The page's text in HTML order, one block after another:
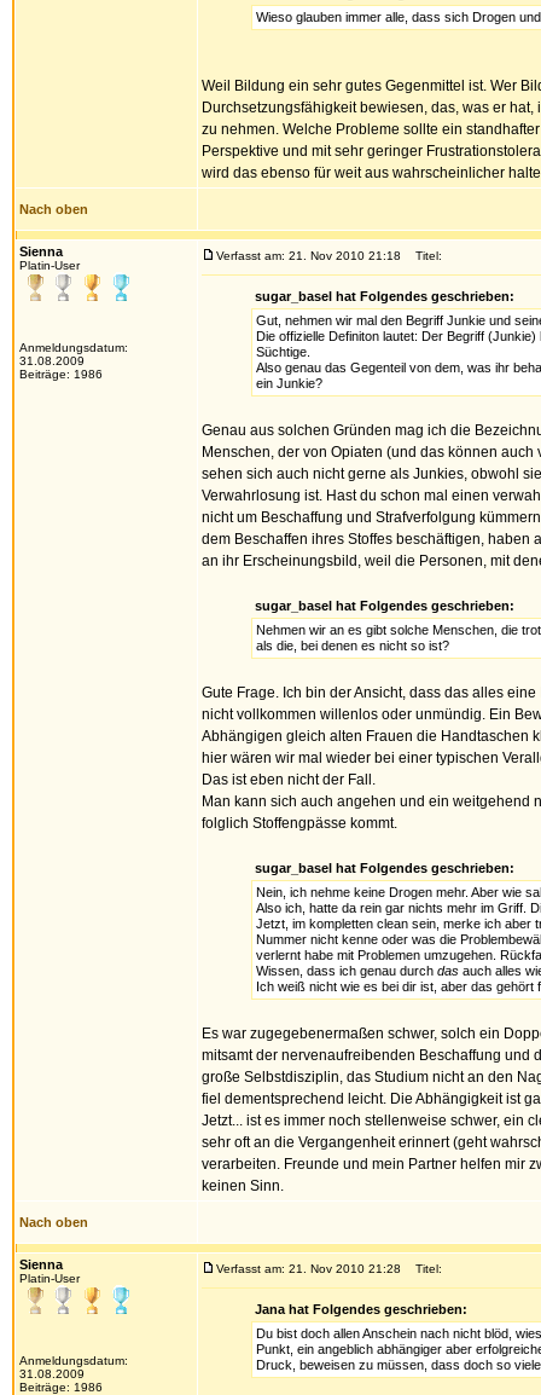
Wieso glauben immer alle, dass sich Drogen
Weil Bildung ein sehr gutes Gegenmittel ist. Wer
Durchsetzungsfähigkeit bewiesen, das, was er
zu nehmen. Welche Probleme sollte ein
Perspektive und mit sehr geringer
wird das ebenso für weit aus wahrscheinlicher
Nach oben
Sienna
Platin-User
Anmeldungsdatum:
31.08.2009
Beiträge: 1986
Verfasst am: 21. Nov 2010 21:18 Titel:
sugar_basel hat Folgendes geschrieben:
Gut, nehmen wir mal den Begriff Junkie und
Die offizielle Definiton lautet: Der Begriff
Süchtige.
Also genau das Gegenteil von dem, was ihr
ein Junkie?
Genau aus solchen Gründen mag ich die
Menschen, der von Opiaten (und das können
sehen sich auch nicht gerne als Junkies, obwohl
Verwahrlosung ist. Hast du schon mal einen
nicht um Beschaffung und Strafverfolgung
dem Beschaffen ihres Stoffes beschäftigen,
an ihr Erscheinungsbild, weil die Personen, mit
sugar_basel hat Folgendes geschrieben:
Nehmen wir an es gibt solche Menschen, die
als die, bei denen es nicht so ist?
Gute Frage. Ich bin der Ansicht, dass das alles
nicht vollkommen willenlos oder unmündig. Ein
Abhängigen gleich alten Frauen die Handtaschen
hier wären wir mal wieder bei einer typischen
Das ist eben nicht der Fall.
Man kann sich auch angehen und ein weitgehend
folglich Stoffengpässe kommt.
sugar_basel hat Folgendes geschrieben:
Nein, ich nehme keine Drogen mehr. Aber wie
Also ich, hatte da rein gar nichts mehr im Griff.
Jetzt, im kompletten clean sein, merke ich aber
Nummer nicht kenne oder was die
verlernt habe mit Problemen umzugehen.
Wissen, dass ich genau durch das auch alles
Ich weiß nicht wie es bei dir ist, aber das gehört
Es war zugegebenermaßen schwer, solch ein
mitsamt der nervenaufreibenden Beschaffung und
große Selbstdisziplin, das Studium nicht an den
fiel dementsprechend leicht. Die Abhängigkeit ist
Jetzt... ist es immer noch stellenweise schwer, ein
sehr oft an die Vergangenheit erinnert (geht
verarbeiten. Freunde und mein Partner helfen mir
keinen Sinn.
Nach oben
Sienna
Platin-User
Anmeldungsdatum:
31.08.2009
Beiträge: 1986
Verfasst am: 21. Nov 2010 21:28 Titel:
Jana hat Folgendes geschrieben:
Du bist doch allen Anschein nach nicht blöd,
Punkt, ein angeblich abhängiger aber
Druck, beweisen zu müssen, dass doch so